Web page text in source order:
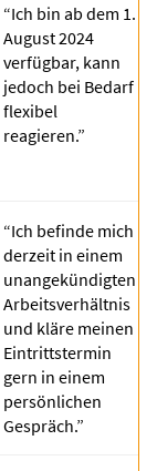
“Ich bin ab dem 1.
August 2024
verfügbar, kann
jedoch bei Bedarf
flexibel
reagieren.”
“Ich befinde mich
derzeit in einem
unangekündigten
Arbeitsverhältnis
und kläre meinen
Eintrittstermin
gern in einem
persönlichen
Gespräch.”